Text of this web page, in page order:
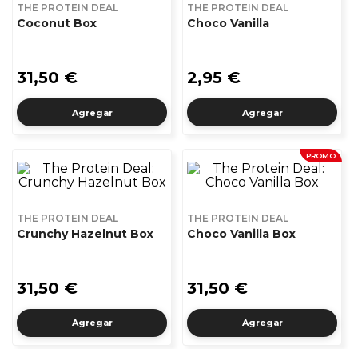
THE PROTEIN DEAL
Coconut Box
31,50 €
Agregar
THE PROTEIN DEAL
Choco Vanilla
2,95 €
Agregar
THE PROTEIN DEAL
Crunchy Hazelnut Box
31,50 €
Agregar
PROMO
THE PROTEIN DEAL
Choco Vanilla Box
31,50 €
Agregar